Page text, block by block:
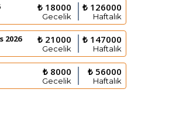
₺ 18000
Gecelik
₺ 126000
Haftalık
2026 ₺ 21000
Gecelik
₺ 147000
Haftalık
₺ 8000
Gecelik
₺ 56000
Haftalık